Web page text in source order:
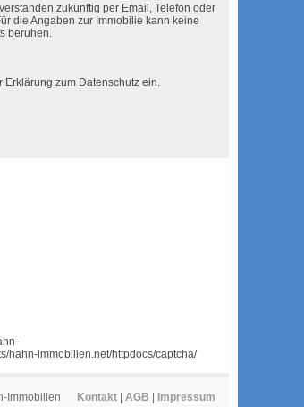
zukünftig per Email, Telefon oder
die Angaben zur Immobilie kann keine
beruhen.
zum Datenschutz ein.
hahn-immobilien.net/httpdocs/captcha/
Immobilien Kontakt | AGB | Impressum